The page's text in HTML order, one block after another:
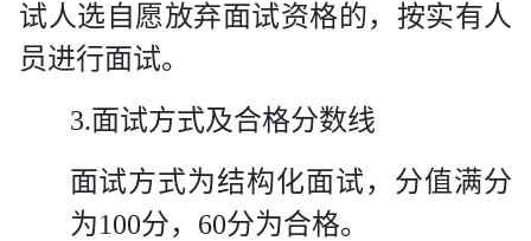
试人选自愿放弃面试资格的，按实有人
员进行面试。
3.面试方式及合格分数线
面试方式为结构化面试，分值满分
为100分， 60分为合格。